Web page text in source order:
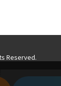
Reserved.